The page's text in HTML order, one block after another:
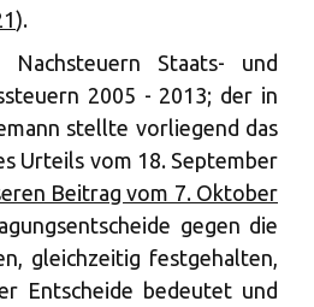
).
Nachsteuern Staats- und
2005 - 2013; der in
stellte vorliegend das
Urteils vom 18. September
Beitrag vom 7. Oktober
gegen die
gleichzeitig festgehalten,
Entscheide bedeutet und